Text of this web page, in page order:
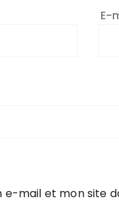
E-
e-mail et mon site